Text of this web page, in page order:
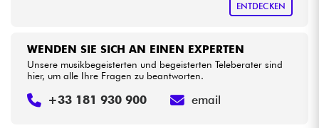
ENTDECKEN
WENDEN SIE SICH AN EINEN EXPERTEN
Unsere musikbegeisterten und begeisterten Teleberater sind
hier, um alle Ihre Fragen zu beantworten.
+33 181 930 900 email